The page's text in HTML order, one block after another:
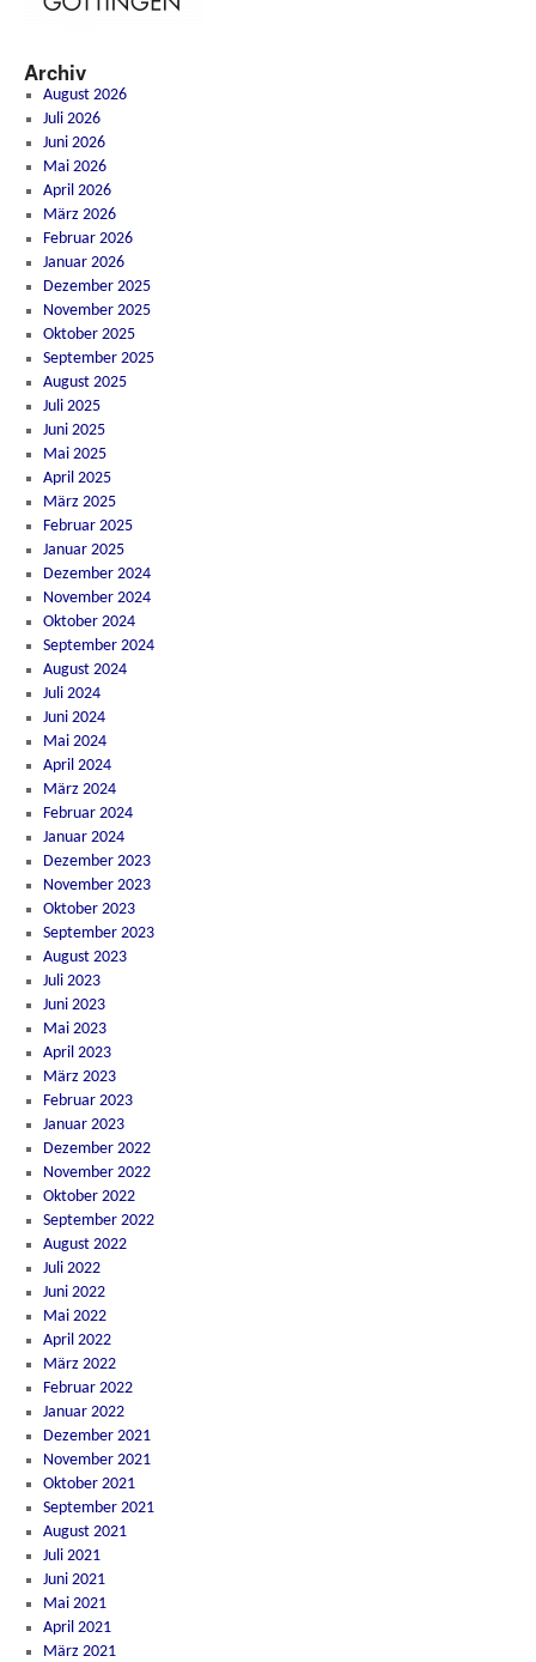
Archiv
August 2026
Juli 2026
Juni 2026
Mai 2026
April 2026
März 2026
Februar 2026
Januar 2026
Dezember 2025
November 2025
Oktober 2025
September 2025
August 2025
Juli 2025
Juni 2025
Mai 2025
April 2025
März 2025
Februar 2025
Januar 2025
Dezember 2024
November 2024
Oktober 2024
September 2024
August 2024
Juli 2024
Juni 2024
Mai 2024
April 2024
März 2024
Februar 2024
Januar 2024
Dezember 2023
November 2023
Oktober 2023
September 2023
August 2023
Juli 2023
Juni 2023
Mai 2023
April 2023
März 2023
Februar 2023
Januar 2023
Dezember 2022
November 2022
Oktober 2022
September 2022
August 2022
Juli 2022
Juni 2022
Mai 2022
April 2022
März 2022
Februar 2022
Januar 2022
Dezember 2021
November 2021
Oktober 2021
September 2021
August 2021
Juli 2021
Juni 2021
Mai 2021
April 2021
März 2021